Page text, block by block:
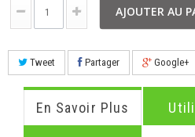
AJOUTER AU
Tweet Partager Google+
En Savoir Plus